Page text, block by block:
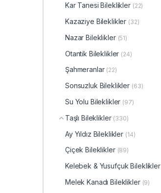
Kar Tanesi Bileklikler (22)
Kazaziye Bileklikler (32)
Nazar Bileklikler (51)
Otantik Bileklikler (24)
Şahmeranlar (22)
Sonsuzluk Bileklikler (63)
Su Yolu Bileklikler (97)
Taşlı Bileklikler (330)
Ay Yıldız Bileklikler (14)
Çiçek Bileklikler (89)
Kelebek & Yusufçuk Bileklikler
Melek Kanadı Bileklikler (9)